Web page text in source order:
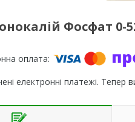
Фосфат 0-
електронні платежі.